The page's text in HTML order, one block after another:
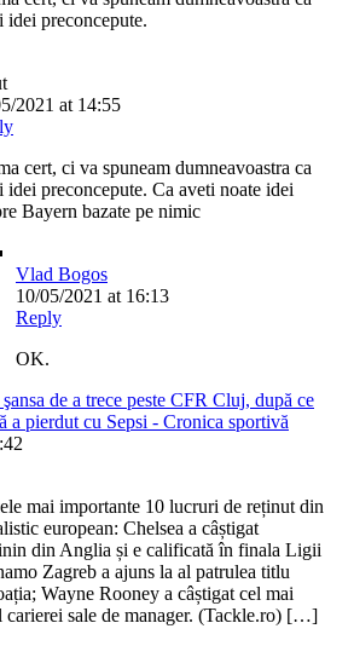
idei preconcepute.
2021 at 14:55
cert, ci va spuneam dumneavoastra ca
idei preconcepute. Ca aveti noate idei
Bayern bazate pe nimic
Vlad Bogos
10/05/2021 at 16:13
Reply
OK.
de a trece peste CFR Cluj, după ce
a pierdut cu Sepsi - Cronica sportivă
mai importante 10 lucruri de reținut din
european: Chelsea a câștigat
din Anglia și e calificată în finala Ligii
Zagreb a ajuns la al patrulea titlu
Wayne Rooney a câștigat cel mai
carierei sale de manager. (Tackle.ro) […]